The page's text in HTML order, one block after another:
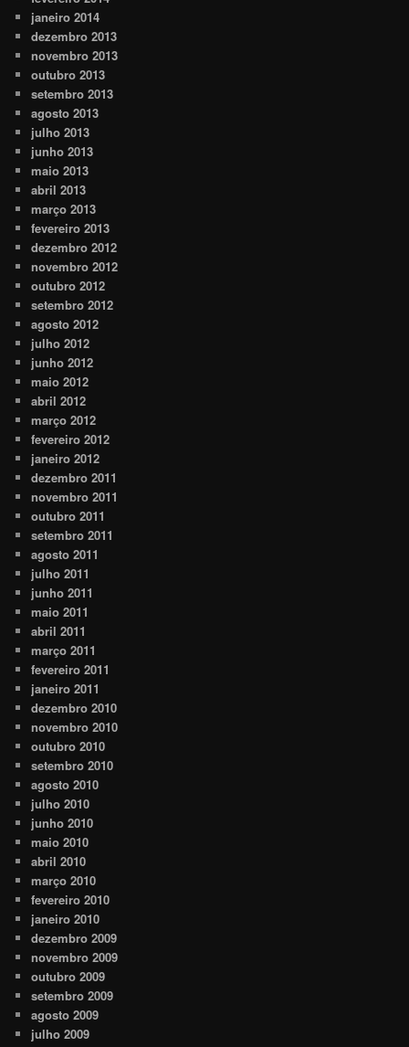
janeiro 2014
dezembro 2013
novembro 2013
outubro 2013
setembro 2013
agosto 2013
julho 2013
junho 2013
maio 2013
abril 2013
março 2013
fevereiro 2013
dezembro 2012
novembro 2012
outubro 2012
setembro 2012
agosto 2012
julho 2012
junho 2012
maio 2012
abril 2012
março 2012
fevereiro 2012
janeiro 2012
dezembro 2011
novembro 2011
outubro 2011
setembro 2011
agosto 2011
julho 2011
junho 2011
maio 2011
abril 2011
março 2011
fevereiro 2011
janeiro 2011
dezembro 2010
novembro 2010
outubro 2010
setembro 2010
agosto 2010
julho 2010
junho 2010
maio 2010
abril 2010
março 2010
fevereiro 2010
janeiro 2010
dezembro 2009
novembro 2009
outubro 2009
setembro 2009
agosto 2009
julho 2009